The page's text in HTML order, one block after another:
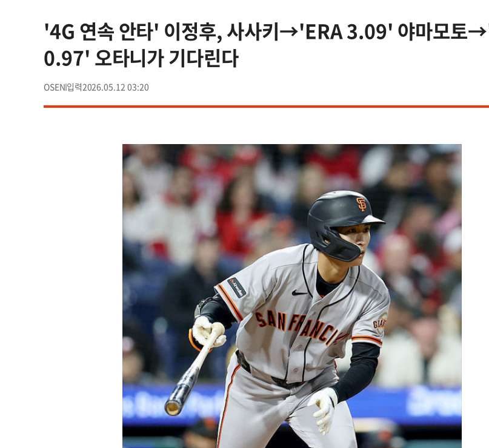
'4G 연속 안타' 이정후, 사사키→'ERA 3.09' 야마모토
0.97' 오타니가 기다린다
OSEN 2026.05.12 03:20